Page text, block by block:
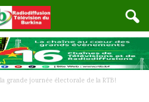
grande journée électorale de la RTB!